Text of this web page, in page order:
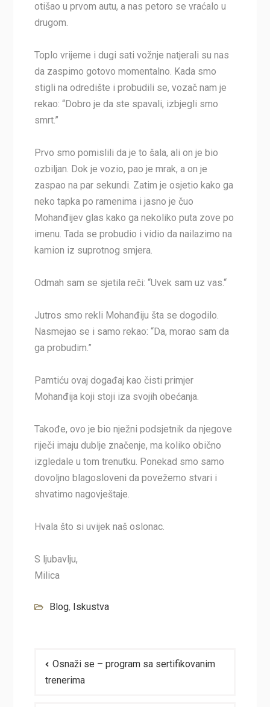
otišao u prvom autu, a nas petoro se vraćalo u
drugom.
Toplo vrijeme i dugi sati vožnje natjerali su nas
da zaspimo gotovo momentalno. Kada smo
stigli na odredište i probudili se, vozač nam je
rekao: “Dobro je da ste spavali, izbjegli smo
smrt.”
Prvo smo pomislili da je to šala, ali on je bio
ozbiljan. Dok je vozio, pao je mrak, a on je
zaspao na par sekundi. Zatim je osjetio kako ga
neko tapka po ramenima i jasno je čuo
Mohanđijev glas kako ga nekoliko puta zove po
imenu. Tada se probudio i vidio da nailazimo na
kamion iz suprotnog smjera.
Odmah sam se sjetila reči: “Uvek sam uz vas.“
Jutros smo rekli Mohanđiju šta se dogodilo.
Nasmejao se i samo rekao: “Da, morao sam da
ga probudim.”
Pamtiću ovaj događaj kao čisti primjer
Mohanđija koji stoji iza svojih obećanja.
Takođe, ovo je bio nježni podsjetnik da njegove
riječi imaju dublje značenje, ma koliko obično
izgledale u tom trenutku. Ponekad smo samo
dovoljno blagosloveni da povežemo stvari i
shvatimo nagovještaje.
Hvala što si uvijek naš oslonac.
S ljubavlju,
Milica
Blog, Iskustva
članaka
Osnaži se – program sa sertifikovanim
trenerima